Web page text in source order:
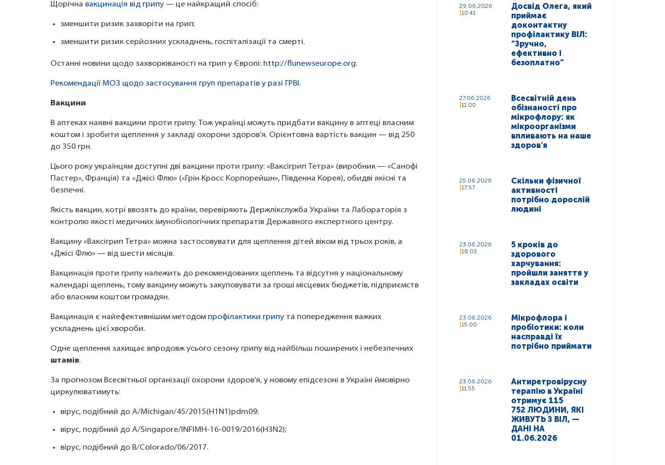
Щорічна вакцинація від грипу — це найкращий спосіб:
зменшити ризик захворіти на грип;
зменшити ризик серйозних ускладнень, госпіталізації та смерті.
Останні новини щодо захворюваності на грип у Європі: http://flunewseurope.org.
Рекомендації МОЗ щодо застосування груп препаратів у разі ГРВІ.
Вакцини
В аптеках наявні вакцини проти грипу. Тож українці можуть придбати вакцину в аптеці власним
коштом і зробити щеплення у закладі охорони здоров’я. Орієнтовна вартість вакцин — від 250
до 350 грн.
Цього року українцям доступні дві вакцини проти грипу: «Ваксігрип Тетра» (виробник — «Санофі
Пастер», Франція) та «Джісі Флю» («Грін Кросс Корпорейшн», Південна Корея), обидві якісні та
безпечні.
Якість вакцин, котрі ввозять до країни, перевіряють Держлікслужба України та Лабораторія з
контролю якості медичних імунобіологічних препаратів Державного експертного центру.
Вакцину «Ваксігрип Тетра» можна застосовувати для щеплення дітей віком від трьох років, а
«Джісі Флю» — від шести місяців.
Вакцинація проти грипу належить до рекомендованих щеплень та відсутня у національному
календарі щеплень, тому вакцину можуть закуповувати за гроші місцевих бюджетів, підприємств
або власним коштом громадян.
Вакцинація є найефективнішим методом профілактики грипу та попередження важких
ускладнень цієї хвороби.
Одне щеплення захищає впродовж усього сезону грипу від найбільш поширених і небезпечних
штамів.
За прогнозом Всесвітньої організації охорони здоров’я, у новому епідсезоні в Україні ймовірно
циркулюватимуть:
вірус, подібний до A/Michigan/45/2015(H1N1)pdm09;
вірус, подібний до A/Singapore/INFIMH-16-0019/2016(H3N2);
вірус, подібний до B/Colorado/06/2017.
29.06.2026
10:41
Досвід Олега, який
приймає
доконтактну
профілактику ВІЛ:
“Зручно,
ефективно і
безоплатно”
27.06.2026
11:00
Всесвітній день
обізнаності про
мікрофлору: як
мікроорганізми
впливають на наше
здоров’я
25.06.2026
17:57
Скільки фізичної
активності
потрібно дорослій
людині
23.06.2026
18:03
5 кроків до
здорового
харчування:
пройшли заняття у
закладах освіти
23.06.2026
15:00
Мікрофлора і
пробіотики: коли
насправді їх
потрібно приймати
23.06.2026
11:55
Антиретровірусну
терапію в Україні
отримує 115
752 ЛЮДИНИ, ЯКІ
ЖИВУТЬ З ВІЛ, —
ДАНІ НА
01.06.2026